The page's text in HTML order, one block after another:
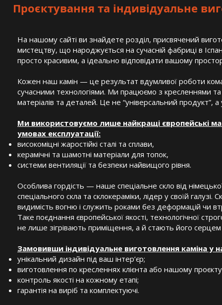
Проєктування та індивідуальне
На нашому сайті ви знайдете розділ, присвячений
мистецтву, що народжується на сучасній фабриці в
просто красивим, а ідеально відповідати вашому
Кожен наш камін — це результат вдумливої роботи
сучасними технологіями. Ми працюємо з кресленнями
матеріалів та деталей. Це не “універсальний продукт”,
Ми використовуємо лише найкращі європейські
умовах експлуатації:
високоміцні жаростійкі сталі та сплави,
керамічні та шамотні матеріали для топок,
системи вентиляції та безпеки найвищого рівня.
Особлива гордість — наше спеціальне скло від
спеціального скла та склокераміки, лідер у своїй
видимість вогню і служить роками без деформацій чи
Таке поєднання європейської якості, технологічної
не лише зігрівають приміщення, а й стають його
Замовивши індивідуальне виготовлення каміна у
унікальний дизайн під ваш інтер’єр;
виготовлення по кресленнях клієнта або нашому
контроль якості на кожному етапі;
гарантія на виріб та комплектуючі.